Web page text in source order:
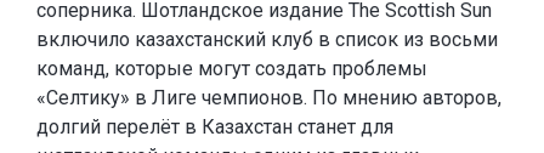
соперника. Шотландское издание The Scottish Sun
включило казахстанский клуб в список из восьми
команд, которые могут создать проблемы
«Селтику» в Лиге чемпионов. По мнению авторов,
долгий перелёт в Казахстан станет для